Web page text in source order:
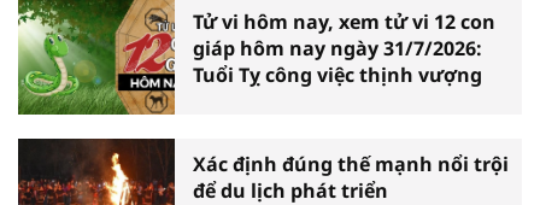
Tử vi hôm nay, xem tử vi 12 con
giáp hôm nay ngày 31/7/2026:
Tuổi Tỵ công việc thịnh vượng
Xác định đúng thế mạnh nổi trội
để du lịch phát triển